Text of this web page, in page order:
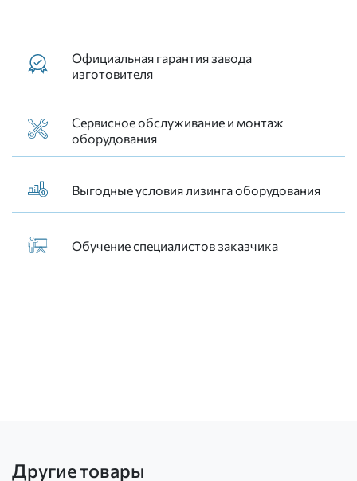
Официальная гарантия завода
изготовителя
Сервисное обслуживание и монтаж
оборудования
Выгодные условия лизинга оборудования
Обучение специалистов заказчика
Другие товары